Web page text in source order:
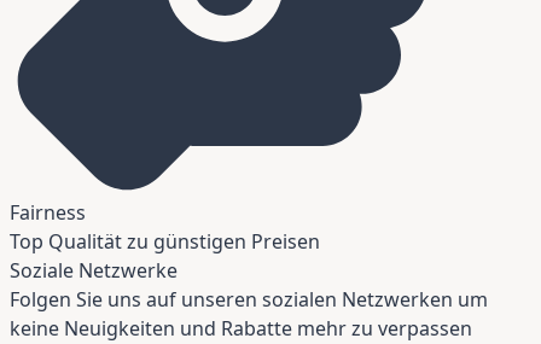
Fairness
Top Qualität zu günstigen Preisen
Soziale Netzwerke
Folgen Sie uns auf unseren sozialen Netzwerken um
keine Neuigkeiten und Rabatte mehr zu verpassen